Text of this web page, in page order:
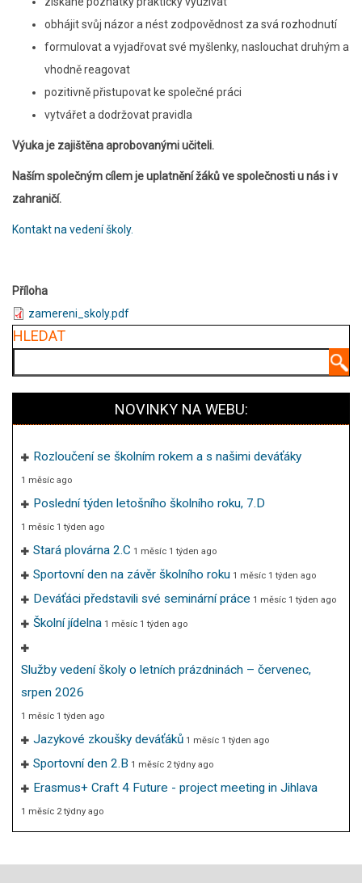
obhájit svůj názor a nést zodpovědnost za svá rozhodnutí
formulovat a vyjadřovat své myšlenky, naslouchat druhým a
vhodně reagovat
pozitivně přistupovat ke společné práci
vytvářet a dodržovat pravidla
Výuka je zajištěna aprobovanými učiteli.
Naším společným cílem je uplatnění žáků ve společnosti u nás i v
zahraničí.
Kontakt na vedení školy.
Příloha
zamereni_skoly.pdf
HLEDAT
NOVINKY NA WEBU:
Rozloučení se školním rokem a s našimi deváťáky
1 měsíc ago
Poslední týden letošního školního roku, 7.D
1 měsíc 1 týden ago
Stará plovárna 2.C 1 měsíc 1 týden ago
Sportovní den na závěr školního roku 1 měsíc 1 týden ago
Deváťáci představili své seminární práce 1 měsíc 1 týden ago
Školní jídelna 1 měsíc 1 týden ago
Služby vedení školy o letních prázdninách – červenec,
srpen 2026
1 měsíc 1 týden ago
Jazykové zkoušky deváťáků 1 měsíc 1 týden ago
Sportovní den 2.B 1 měsíc 2 týdny ago
Erasmus+ Craft 4 Future - project meeting in Jihlava
1 měsíc 2 týdny ago